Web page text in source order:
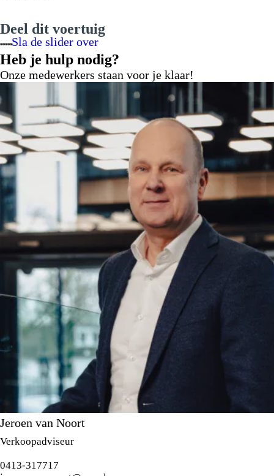
19" 5-dubbelspaakse lichtmetalen velgen
Deel dit voertuig
Heb je hulp nodig?
Onze medewerkers staan voor je klaar!
Sla de slider over
Jeroen van Noort
Verkoopadviseur
0413-317717